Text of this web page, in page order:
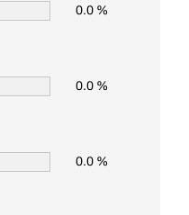
0.0 %
0.0 %
0.0 %